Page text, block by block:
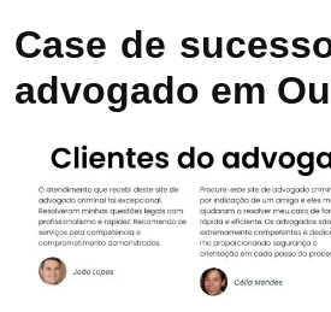
Case de
advogado em